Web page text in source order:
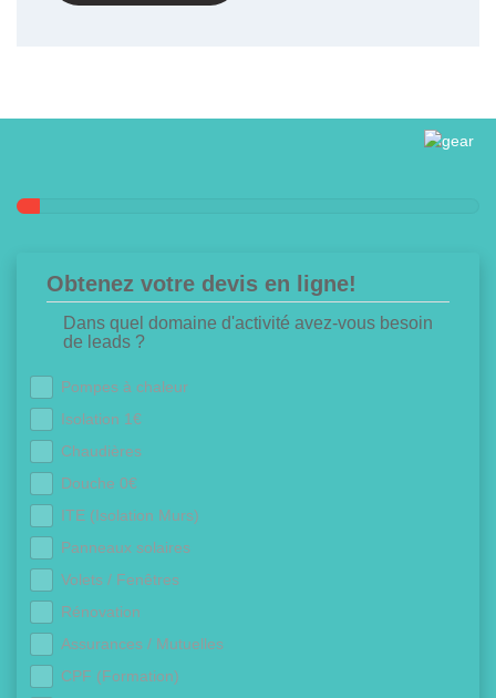
Obtenez votre devis en ligne!
Dans quel domaine d'activité avez-vous besoin
de leads ?
Pompes à chaleur
Isolation 1€
Chaudières
Douche 0€
ITE (Isolation Murs)
Panneaux solaires
Volets / Fenêtres
Rénovation
Assurances / Mutuelles
CPF (Formation)